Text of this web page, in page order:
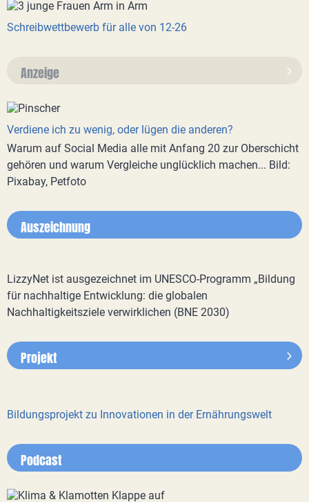
Schreibwettbewerb für alle von 12-26
Anzeige
Verdiene ich zu wenig, oder lügen die anderen?
Warum auf Social Media alle mit Anfang 20 zur Oberschicht
gehören und warum Vergleiche unglücklich machen... Bild:
Pixabay, Petfoto
Auszeichnung
LizzyNet ist ausgezeichnet im UNESCO-Programm „Bildung
für nachhaltige Entwicklung: die globalen
Nachhaltigkeitsziele verwirklichen (BNE 2030)
Projekt
Bildungsprojekt zu Innovationen in der Ernährungswelt
Podcast